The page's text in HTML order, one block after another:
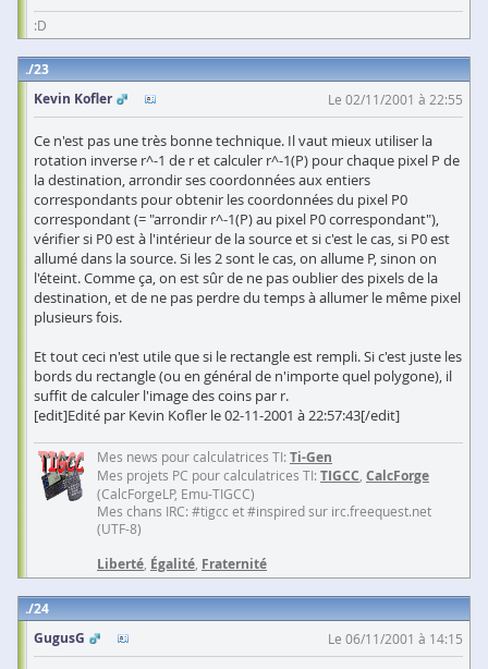
:D
23
Kevin Kofler
Le 02/11/2001 à 22:55
Ce n'est pas une très bonne technique. Il vaut mieux utiliser la
rotation inverse r^-1 de r et calculer r^-1(P) pour chaque pixel P de
la destination, arrondir ses coordonnées aux entiers
correspondants pour obtenir les coordonnées du pixel P0
correspondant (= "arrondir r^-1(P) au pixel P0 correspondant"),
vérifier si P0 est à l'intérieur de la source et si c'est le cas, si P0 est
allumé dans la source. Si les 2 sont le cas, on allume P, sinon on
l'éteint. Comme ça, on est sûr de ne pas oublier des pixels de la
destination, et de ne pas perdre du temps à allumer le même pixel
plusieurs fois.
Et tout ceci n'est utile que si le rectangle est rempli. Si c'est juste les
bords du rectangle (ou en général de n'importe quel polygone), il
suffit de calculer l'image des coins par r.
[edit]Edité par Kevin Kofler le 02-11-2001 à 22:57:43[/edit]
Mes news pour calculatrices TI: Ti-Gen
Mes projets PC pour calculatrices TI: TIGCC CalcForge
(CalcForgeLP, Emu-TIGCC)
Mes chans IRC: #tigcc et #inspired sur irc.freequest.net
(UTF-8)
Liberté Égalité Fraternité
24
GugusG
Le 06/11/2001 à 14:15